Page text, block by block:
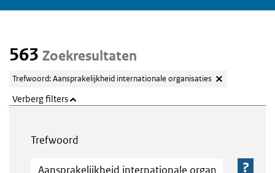
563 Zoekresultaten
Trefwoord: Aansprakelijkheid internationale organisaties
Verberg filters
Trefwoord
Trefwoord